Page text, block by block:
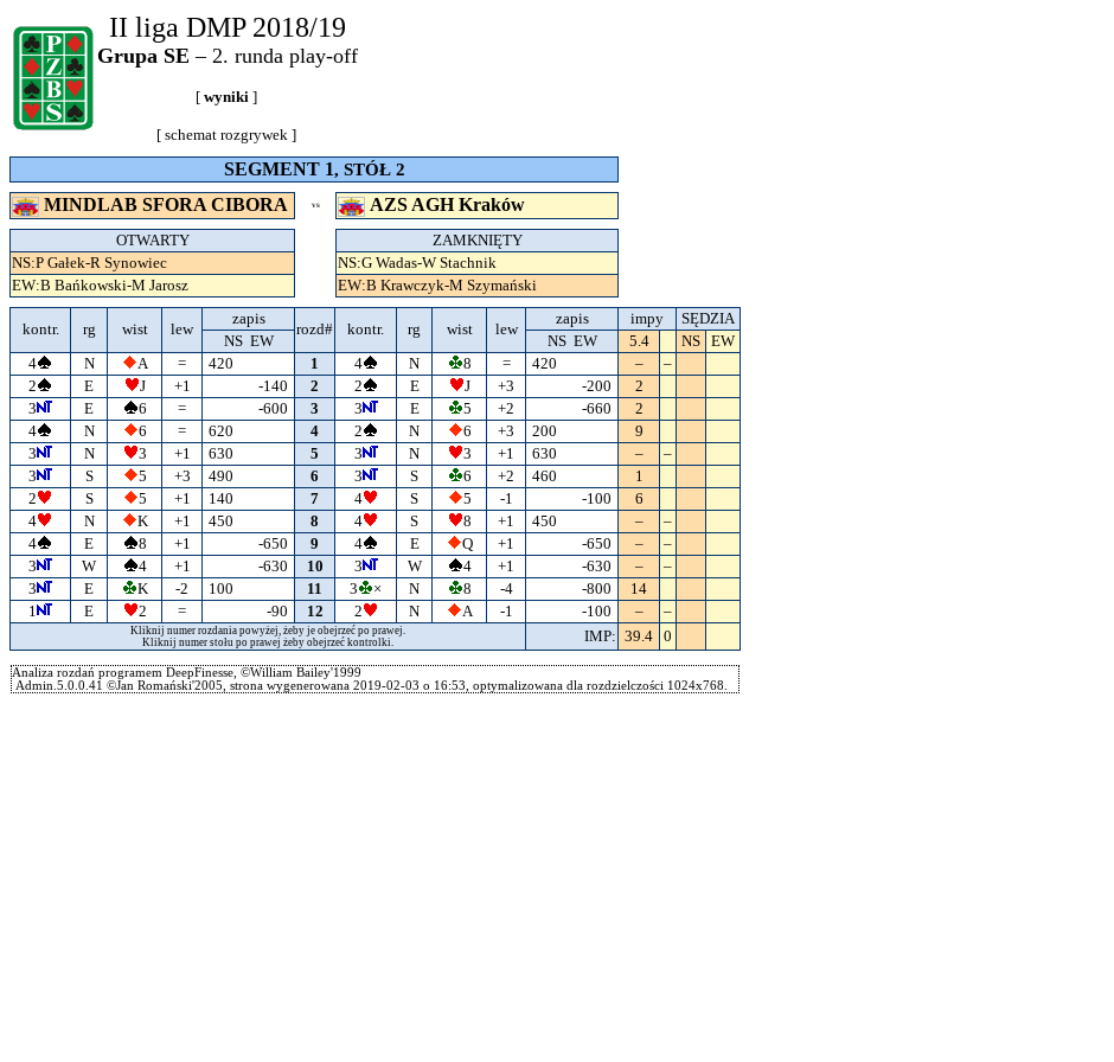
II liga DMP 2018/19
Grupa SE – 2. runda play-off
[wyniki ]
[schemat rozgrywek ]
SEGMENT 1, STÓŁ 2
MINDLAB SFORA CIBORA VS AZS AGH Kraków
OTWARTY
ZAMKNIĘTY
NS:P Gałek-R Synowiec
NS:G Wadas-W Stachnik
EW:B Bańkowski-M Jarosz
EW:B Krawczyk-M Szymański
kontr. rg wist lew
zapis
rozd# kontr. rg wist lew
zapis impy
SĘDZIA
NS EW
NS EW 5.4 NS EW
4
N A = 420 1 4 N 8 = 420 –
–
2
E J +1 -140 2 2 E J +3 -200
2
3
E 6 = -600 3 3 E 5 +2 -660
2
4
N 6 = 620 4 2 N 6 +3 200
9
3
N 3 +1 630 5 3 N 3 +1 630 –
–
3
S 5 +3 490 6 3 S 6 +2 460
1
2
S 5 +1 140 7 4 S 5 -1 -100
6
4
N K +1 450 8 4 S 8 +1 450 –
–
4
E 8 +1 -650 9 4 E Q +1 -650 –
–
3
W 4 +1 -630 10 3 W 4 +1 -630 –
–
3
E K -2 100 11 3 × N 8 -4 -800
14
1
E 2 = -90 12 2 N A -1 -100 – –
Kliknij numer rozdania powyżej, żeby je obejrzeć po prawej.
Kliknij numer stołu po prawej żeby obejrzeć kontrolki.
IMP: 39.4 0
Analiza rozdań programem DeepFinesse, ©William Bailey'1999
Admin.5.0.0.41 ©Jan Romański'2005, strona wygenerowana 2019-02-03 o 16:53, optymalizowana dla rozdzielczości 1024x768.